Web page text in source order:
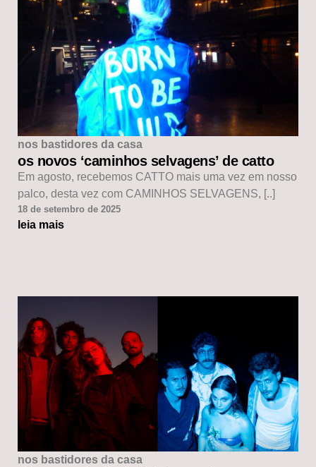
nos bastidores da casa
os novos ‘caminhos selvagens’ de catto
Em agosto, recebemos CATTO mais uma vez em nosso
palco, desta vez com CAMINHOS SELVAGENS, [..]
18 de setembro de 2025
leia mais
nos bastidores da casa